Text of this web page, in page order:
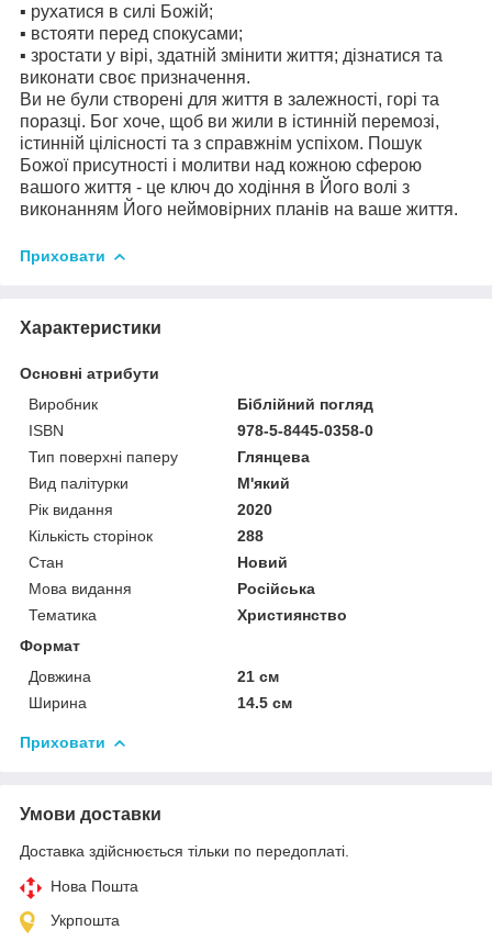
▪ ︎рухатися в силі Божій;
▪ встояти перед спокусами;
▪ зростати у вірі, здатній змінити життя; дізнатися та
виконати своє призначення.
Ви не були створені для життя в залежності, горі та
поразці. Бог хоче, щоб ви жили в істинній перемозі,
істинній цілісності та з справжнім успіхом. Пошук
Божої присутності і молитви над кожною сферою
вашого життя - це ключ до ходіння в Його волі з
виконанням Його неймовірних планів на ваше життя.
Приховати
Характеристики
Основні атрибути
Виробник
Біблійний погляд
ISBN
978-5-8445-0358-0
Тип поверхні паперу
Глянцева
Вид палітурки
М'який
Рік видання
2020
Кількість сторінок
288
Стан
Новий
Мова видання
Російська
Тематика
Християнство
Формат
Довжина
21 см
Ширина
14.5 см
Приховати
Умови доставки
Доставка здійснюється тільки по передоплаті.
Нова Пошта
Укрпошта